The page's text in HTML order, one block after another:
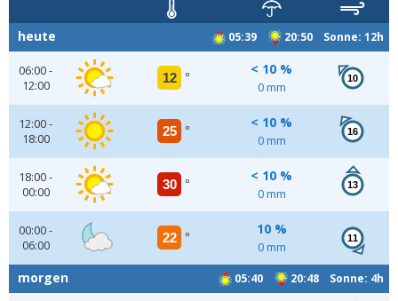
05:39 20:50 Sonne: 12h
heute
06:00 -
12:00
12 °
< 10 %
0 mm
10
12:00 -
18:00
25 °
< 10 %
0 mm
16
18:00 -
00:00
30 °
< 10 %
0 mm
13
00:00 -
06:00
22 °
10 %
0 mm
11
05:40 20:48 Sonne: 4h
morgen